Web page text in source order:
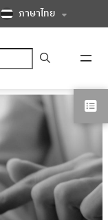
ภาษาไทย